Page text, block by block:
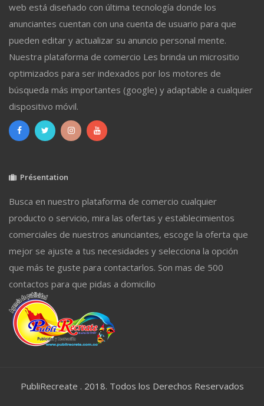
web está diseñado con última tecnología donde los
anunciantes cuentan con una cuenta de usuario para que
pueden editar y actualizar su anuncio personal mente.
Nuestra plataforma de comercio Les brinda un micrositio
optimizados para ser indexados por los motores de
búsqueda más importantes (google) y adaptable a cualquier
dispositivo móvil.
Présentation
Busca en nuestro plataforma de comercio cualquier
producto o servicio, mira las ofertas y establecimientos
comerciales de nuestros anunciantes, escoge la oferta que
mejor se ajuste a tus necesidades y selecciona la opción
que más te guste para contactarlos. Son mas de 500
contactos para que pidas a domicilio
PubliRecreate . 2018. Todos los Derechos Reservados